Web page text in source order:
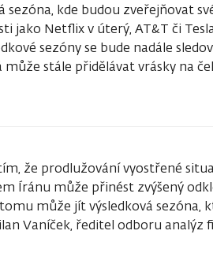
kde budou zveřejňovat
jako Netflix v úterý, AT&T či
sezóny se bude nadále
stále přidělávat vrásky na
že prodlužování vyostřené
Íránu může přinést zvýšený
může jít výsledková sezóna,
Vaníček, ředitel odboru analýz